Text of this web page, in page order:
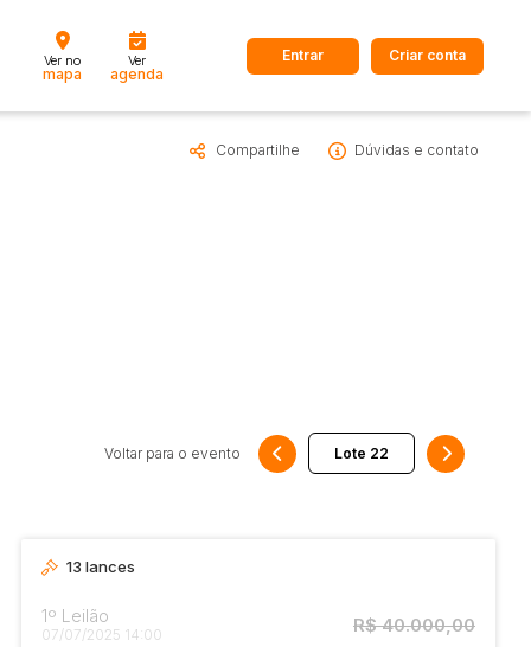
Cidade
Ver no
mapa
Ver
agenda
Entrar Criar conta
Compartilhe Dúvidas e contato
Voltar para o evento
13 lances
1º Leilão
07/07/2025 14:00 R$ 40.000,00